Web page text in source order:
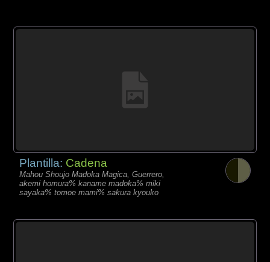
Plantilla: Cadena
Mahou Shoujo Madoka Magica, Guerrero,
akemi homura% kaname madoka% miki
sayaka% tomoe mami% sakura kyouko